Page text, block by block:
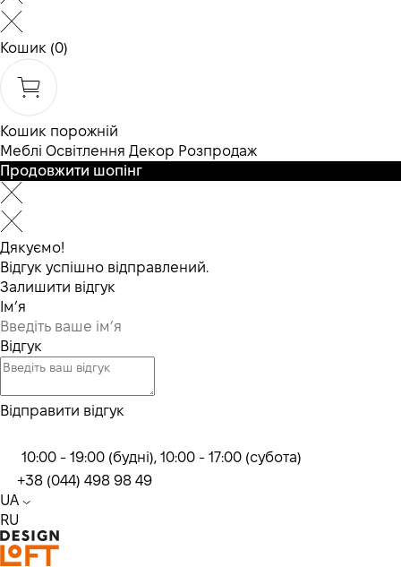
Кошик (0)
Кошик порожній
Меблі Освітлення Декор Розпродаж
Продовжити шопінг
Дякуємо!
Відгук успішно відправлений.
Залишити відгук
Ім’я
Відгук
Відправити відгук
10:00 - 19:00 (будні), 10:00 - 17:00 (субота)
+38 (044) 498 98 49
UA
RU